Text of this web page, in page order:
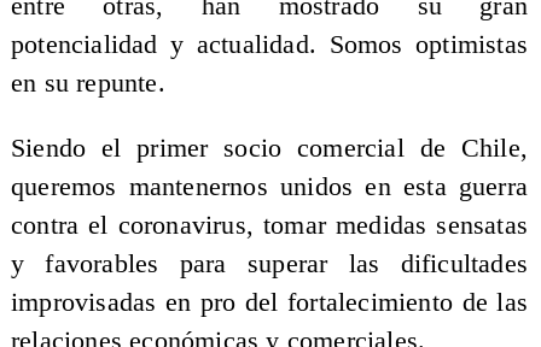
entre otras, han mostrado su gran
potencialidad y actualidad. Somos optimistas
en su repunte.
Siendo el primer socio comercial de Chile,
queremos mantenernos unidos en esta guerra
contra el coronavirus, tomar medidas sensatas
y favorables para superar las dificultades
improvisadas en pro del fortalecimiento de las
relaciones económicas y comerciales.